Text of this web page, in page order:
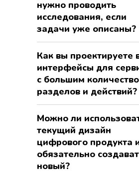
нужно проводить
исследования, если
задачи уже описаны?
Как вы проектируете
интерфейсы для
с большим
разделов и действий?
Можно ли
текущий дизайн
цифрового продукта
обязательно
новый?